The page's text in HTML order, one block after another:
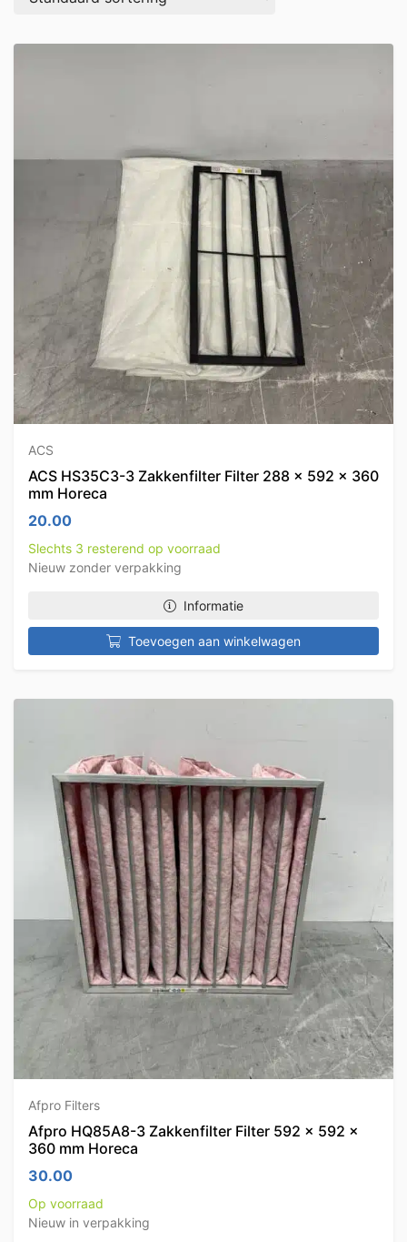
ACS
ACS HS35C3-3 Zakkenfilter Filter 288 x 592 x 360
mm Horeca
20.00
Slechts 3 resterend op voorraad
Nieuw zonder verpakking
Informatie
Toevoegen aan winkelwagen
Afpro Filters
Afpro HQ85A8-3 Zakkenfilter Filter 592 x 592 x
360 mm Horeca
30.00
Op voorraad
Nieuw in verpakking